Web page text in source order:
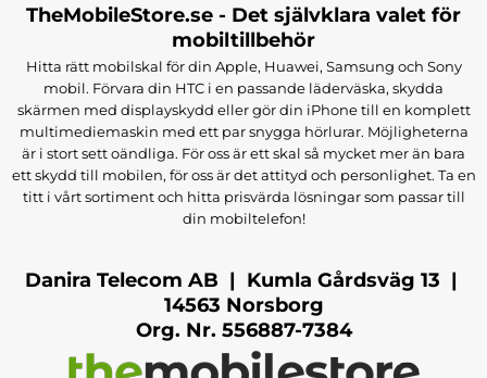
TheMobileStore.se - Det självklara valet för
mobiltillbehör
Hitta rätt mobilskal för din Apple, Huawei, Samsung och Sony
mobil. Förvara din HTC i en passande läderväska, skydda
skärmen med displayskydd eller gör din iPhone till en komplett
multimediemaskin med ett par snygga hörlurar. Möjligheterna
är i stort sett oändliga. För oss är ett skal så mycket mer än bara
ett skydd till mobilen, för oss är det attityd och personlighet. Ta en
titt i vårt sortiment och hitta prisvärda lösningar som passar till
din mobiltelefon!
Danira Telecom AB | Kumla Gårdsväg 13 |
14563 Norsborg
Org. Nr. 556887-7384